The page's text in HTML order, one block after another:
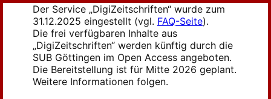
Der Service „DigiZeitschriften“ wurde zum
31.12.2025 eingestellt (vgl. FAQ-Seite).
Die frei verfügbaren Inhalte aus
„DigiZeitschriften“ werden künftig durch die
SUB Göttingen im Open Access angeboten.
Die Bereitstellung ist für Mitte 2026 geplant.
Weitere Informationen folgen.